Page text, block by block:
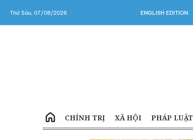
Thứ Sáu, 07/08/2026 ENGLISH EDITION
CHÍNH TRỊ XÃ HỘI PHÁP LUẬT